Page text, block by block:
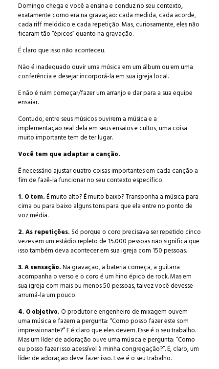
Domingo chega e você a ensina e conduz no seu contexto,
exatamente como era na gravação: cada medida, cada acorde,
cada riff melódico e cada repetição. Mas, curiosamente, eles não
ficaram tão “épicos” quanto na gravação.
É claro que isso não aconteceu.
Não é inadequado ouvir uma música em um álbum ou em uma
conferência e desejar incorporá-la em sua igreja local.
E não é ruim começar/fazer um arranjo e dar para a sua equipe
ensaiar.
Contudo, entre seus músicos ouvirem a música e a
implementação real dela em seus ensaios e cultos, uma coisa
muito importante tem de ter lugar.
Você tem que adaptar a canção.
É necessário ajustar quatro coisas importantes em cada canção a
fim de fazê-la funcionar no seu contexto específico.
1. O tom.É muito alto? É muito baixo? Transponha a música para
cima ou para baixo alguns tons para que ela entre no ponto de
voz média.
2. As repetições. Só porque o coro precisava ser repetido cinco
vezes em um estádio repleto de 15.000 pessoas não significa que
isso também deva acontecer em sua igreja com 150 pessoas.
3. A sensação.Na gravação, a bateria começa, a guitarra
acompanha o verso e o coro é um hino épico de rock. Mas em
sua igreja com mais ou menos 50 pessoas, talvez você devesse
arrumá-la um pouco.
4. O objetivo.O produtor e engenheiro de mixagem ouvem
uma música e fazem a pergunta: “Como posso fazer este som
impressionante?” E é claro que eles devem. Esse é o seu trabalho.
Mas um líder de adoração ouve uma música e pergunta: “Como
eu posso fazer isso acessível à minha congregação?”. E, claro, um
líder de adoração deve fazer isso. Esse é o seu trabalho.